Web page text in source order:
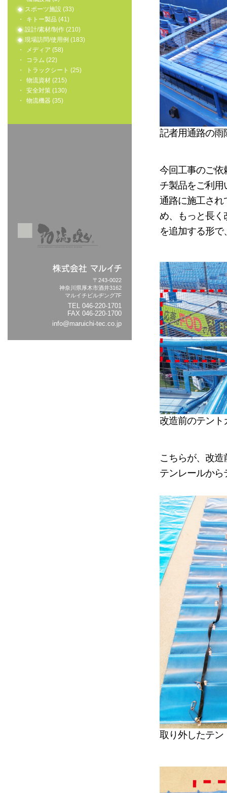
スポーツ施設 (33)
キトー製品 (41)
設計/素材/制作 (210)
現場訪問/使用例 (183)
メディア (58)
コラム (22)
トラックシート (25)
物流資材 (215)
安全対策 (130)
物流機器 (35)
〒243-0022
神奈川県厚木市酒井3162
マルイチビルヂング7F
TEL 046-220-1701
FAX 046-220-1700
info@maruichi-tec.co.jp
記者用通路の雨
今回工事のご依
チ製品をご利
通路に施工され
め、もっと長く
を追加する形
改造前のテント
こちらが、改
テンレールか
取り外したテン